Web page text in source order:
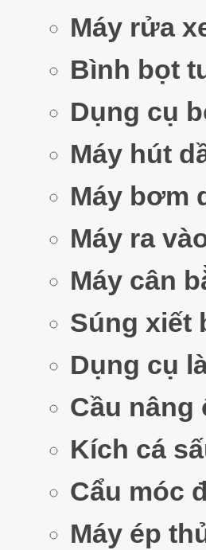
Máy rửa
Bình bọt
Dụng cụ
Máy hút
Máy bơm
Máy ra
Máy cân
Súng xiết
Dụng cụ
Cầu nâng
Kích cá
Cẩu móc
Máy ép